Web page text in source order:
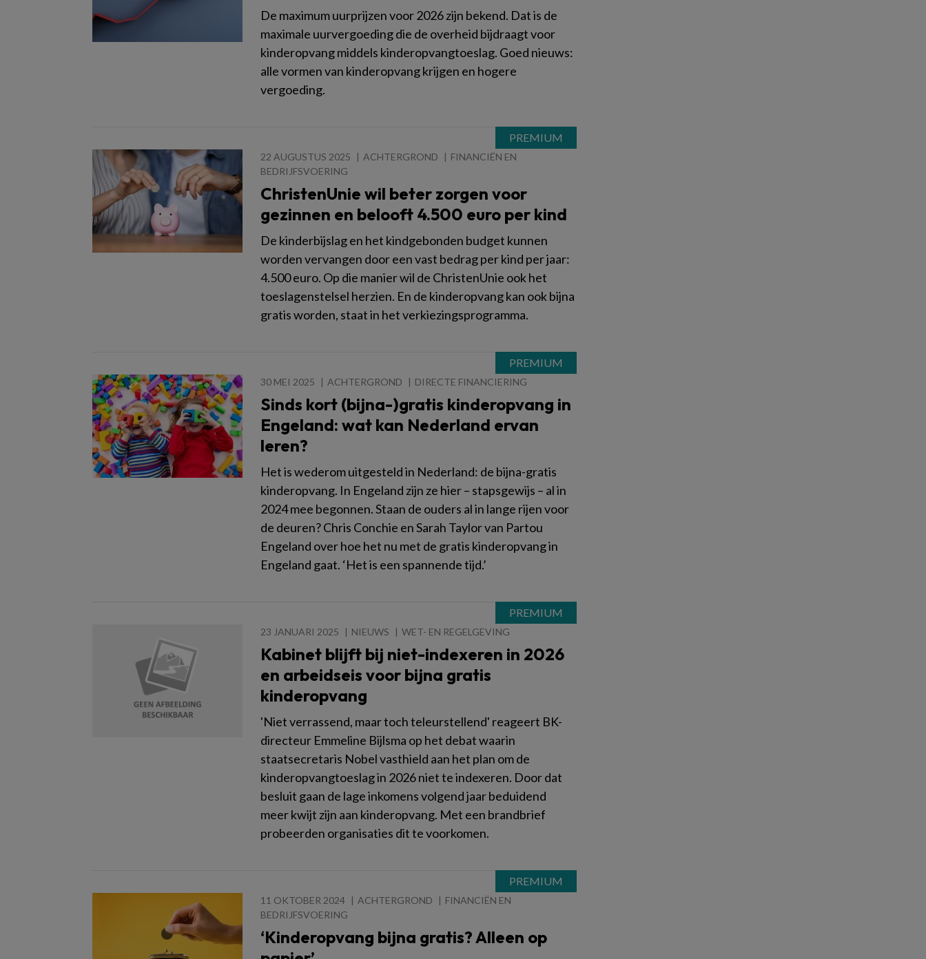
De maximum uurprijzen voor 2026 zijn bekend. Dat is de
maximale uurvergoeding die de overheid bijdraagt voor
kinderopvang middels kinderopvangtoeslag. Goed nieuws:
alle vormen van kinderopvang krijgen en hogere
vergoeding.
22 AUGUSTUS 2025 ACHTERGROND
FINANCIËN EN
BEDRIJFSVOERING
ChristenUnie wil beter zorgen voor
gezinnen en belooft 4.500 euro per kind
De kinderbijslag en het kindgebonden budget kunnen
worden vervangen door een vast bedrag per kind per jaar:
4.500 euro. Op die manier wil de ChristenUnie ook het
toeslagenstelsel herzien. En de kinderopvang kan ook bijna
gratis worden, staat in het verkiezingsprogramma.
30 MEI 2025 ACHTERGROND DIRECTE FINANCIERING
Sinds kort (bijna-)gratis kinderopvang in
Engeland: wat kan Nederland ervan
leren?
Het is wederom uitgesteld in Nederland: de bijna-gratis
kinderopvang. In Engeland zijn ze hier – stapsgewijs – al in
2024 mee begonnen. Staan de ouders al in lange rijen voor
de deuren? Chris Conchie en Sarah Taylor van Partou
Engeland over hoe het nu met de gratis kinderopvang in
Engeland gaat. ‘Het is een spannende tijd.’
23 JANUARI 2025 NIEUWS WET- EN REGELGEVING
Kabinet blijft bij niet-indexeren in 2026
en arbeidseis voor bijna gratis
kinderopvang
'Niet verrassend, maar toch teleurstellend' reageert BK-
directeur Emmeline Bijlsma op het debat waarin
staatsecretaris Nobel vasthield aan het plan om de
kinderopvangtoeslag in 2026 niet te indexeren. Door dat
besluit gaan de lage inkomens volgend jaar beduidend
meer kwijt zijn aan kinderopvang. Met een brandbrief
probeerden organisaties dit te voorkomen.
11 OKTOBER 2024 ACHTERGROND
FINANCIËN EN
BEDRIJFSVOERING
‘Kinderopvang bijna gratis? Alleen op